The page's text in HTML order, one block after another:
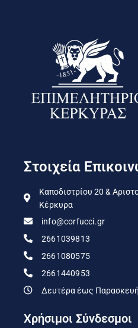
Στοιχεία
Καποδιστρίου 20 &
Κέρκυρα
info@corfucci.gr
2661039813
2661080575
2661440953
Δευτέρα έως
Χρήσιμοι Σύνδεσμοι